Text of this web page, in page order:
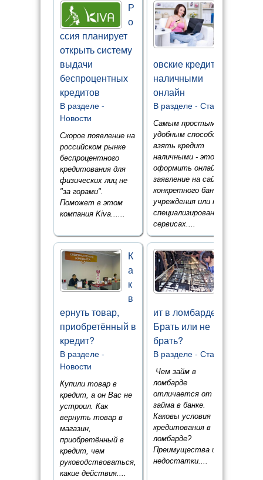
Р
о
ссия планирует
открыть систему
выдачи
беспроцентных
кредитов
В разделе -
Новости
Скорое появление на
российском рынке
беспроцентного
кредитования для
физических лиц не
"за горами".
Поможет в этом
компания Kiva......
овские кредиты
наличными
онлайн
В разделе - Статьи
Самым простым и
удобным способом
взять кредит
наличными - это
оформить онлайн
заявление на сайте
конкретного банка
учреждения или на
специализированных
сервисах....
К
а
к
в
ернуть товар,
приобретённый в
кредит?
В разделе -
Новости
Купили товар в
кредит, а он Вас не
устроил. Как
вернуть товар в
магазин,
приобретённый в
кредит, чем
руководствоваться,
какие действия....
ит в ломбарде.
Брать или не
брать?
В разделе - Статьи
Чем займ в
ломбарде
отличается от
займа в банке.
Каковы условия
кредитования в
ломбарде?
Преимущества и
недостатки....